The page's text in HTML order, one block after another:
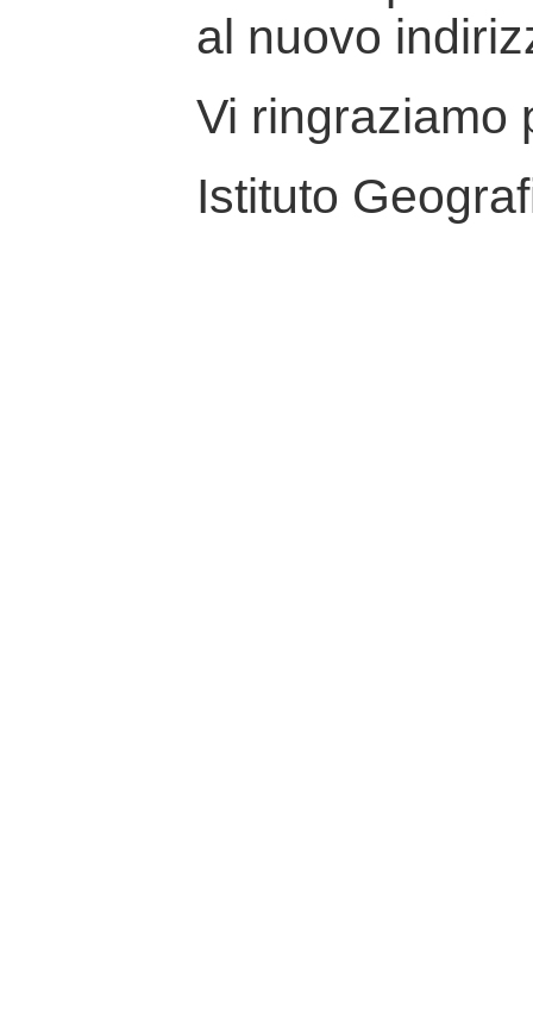
al nuovo
Vi ringraziamo
Istituto